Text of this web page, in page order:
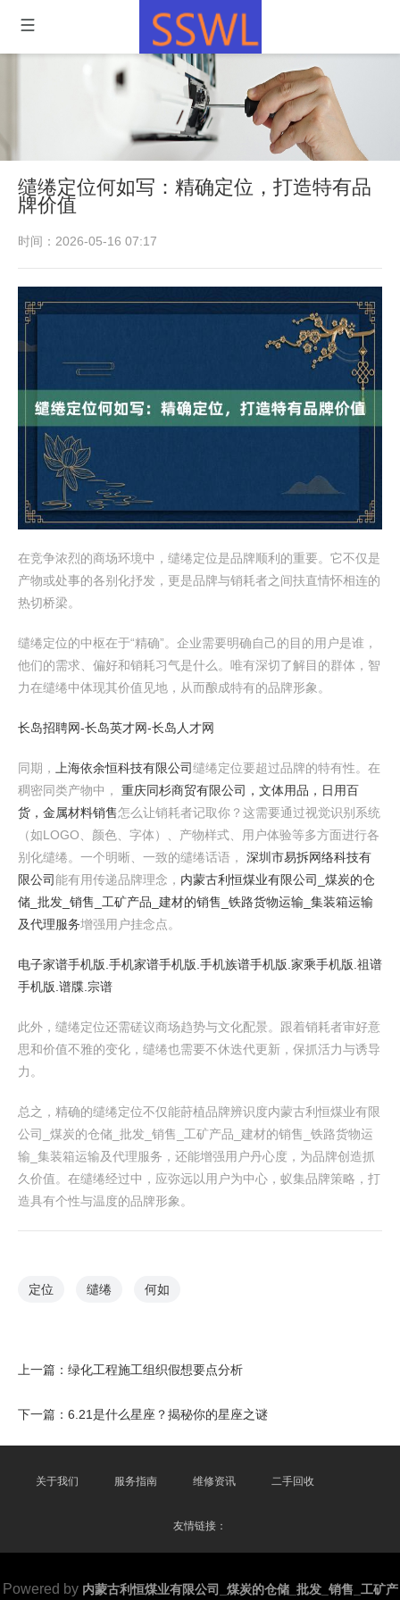
缱绻定位何如写：精确定位，打造特有品
牌价值
时间：2026-05-16 07:17
在竞争浓烈的商场环境中，缱绻定位是品牌顺利的重要。它不仅是
产物或处事的各别化抒发，更是品牌与销耗者之间扶直情怀相连的
热切桥梁。
缱绻定位的中枢在于“精确”。企业需要明确自己的目的用户是谁，
他们的需求、偏好和销耗习气是什么。唯有深切了解目的群体，智
力在缱绻中体现其价值见地，从而酿成特有的品牌形象。
长岛招聘网-长岛英才网-长岛人才网
同期， 上海依余恒科技有限公司缱绻定位要超过品牌的特有性。在
稠密同类产物中， 重庆同杉商贸有限公司，文体用品，日用百
货，金属材料销售怎么让销耗者记取你？这需要通过视觉识别系统
（如LOGO、颜色、字体）、产物样式、用户体验等多方面进行各
别化缱绻。一个明晰、一致的缱绻话语， 深圳市易拆网络科技有
限公司能有用传递品牌理念， 内蒙古利恒煤业有限公司_煤炭的仓
储_批发_销售_工矿产品_建材的销售_铁路货物运输_集装箱运输
及代理服务增强用户挂念点。
电子家谱手机版.手机家谱手机版.手机族谱手机版.家乘手机版.祖谱
手机版.谱牒.宗谱
此外，缱绻定位还需磋议商场趋势与文化配景。跟着销耗者审好意
思和价值不雅的变化，缱绻也需要不休迭代更新，保抓活力与诱导
力。
总之，精确的缱绻定位不仅能莳植品牌辨识度内蒙古利恒煤业有限
公司_煤炭的仓储_批发_销售_工矿产品_建材的销售_铁路货物运
输_集装箱运输及代理服务，还能增强用户丹心度，为品牌创造抓
久价值。在缱绻经过中，应弥远以用户为中心，蚁集品牌策略，打
造具有个性与温度的品牌形象。
定位 缱绻 何如
上一篇： 绿化工程施工组织假想要点分析
下一篇： 6.21是什么星座？揭秘你的星座之谜
关于我们 服务指南 维修资讯 二手回收
友情链接：
Powered by 内蒙古利恒煤业有限公司_煤炭的仓储_批发_销售_工矿产